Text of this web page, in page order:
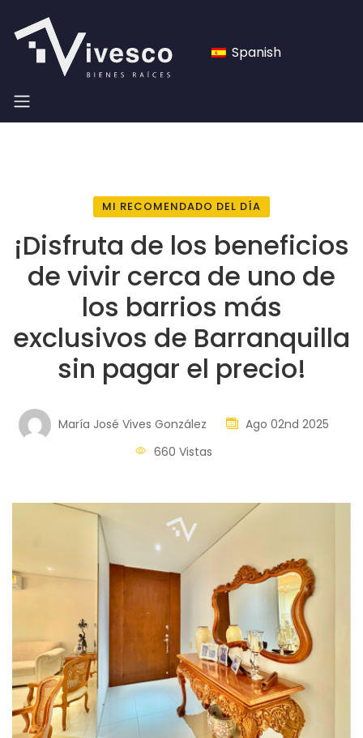
Spanish
MI RECOMENDADO DEL DÍA
¡Disfruta de los beneficios
de vivir cerca de uno de
los barrios más
exclusivos de Barranquilla
sin pagar el precio!
María José Vives González
Ago 02nd 2025
660 Vistas